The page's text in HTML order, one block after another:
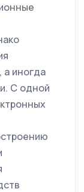
а иногда
С одной